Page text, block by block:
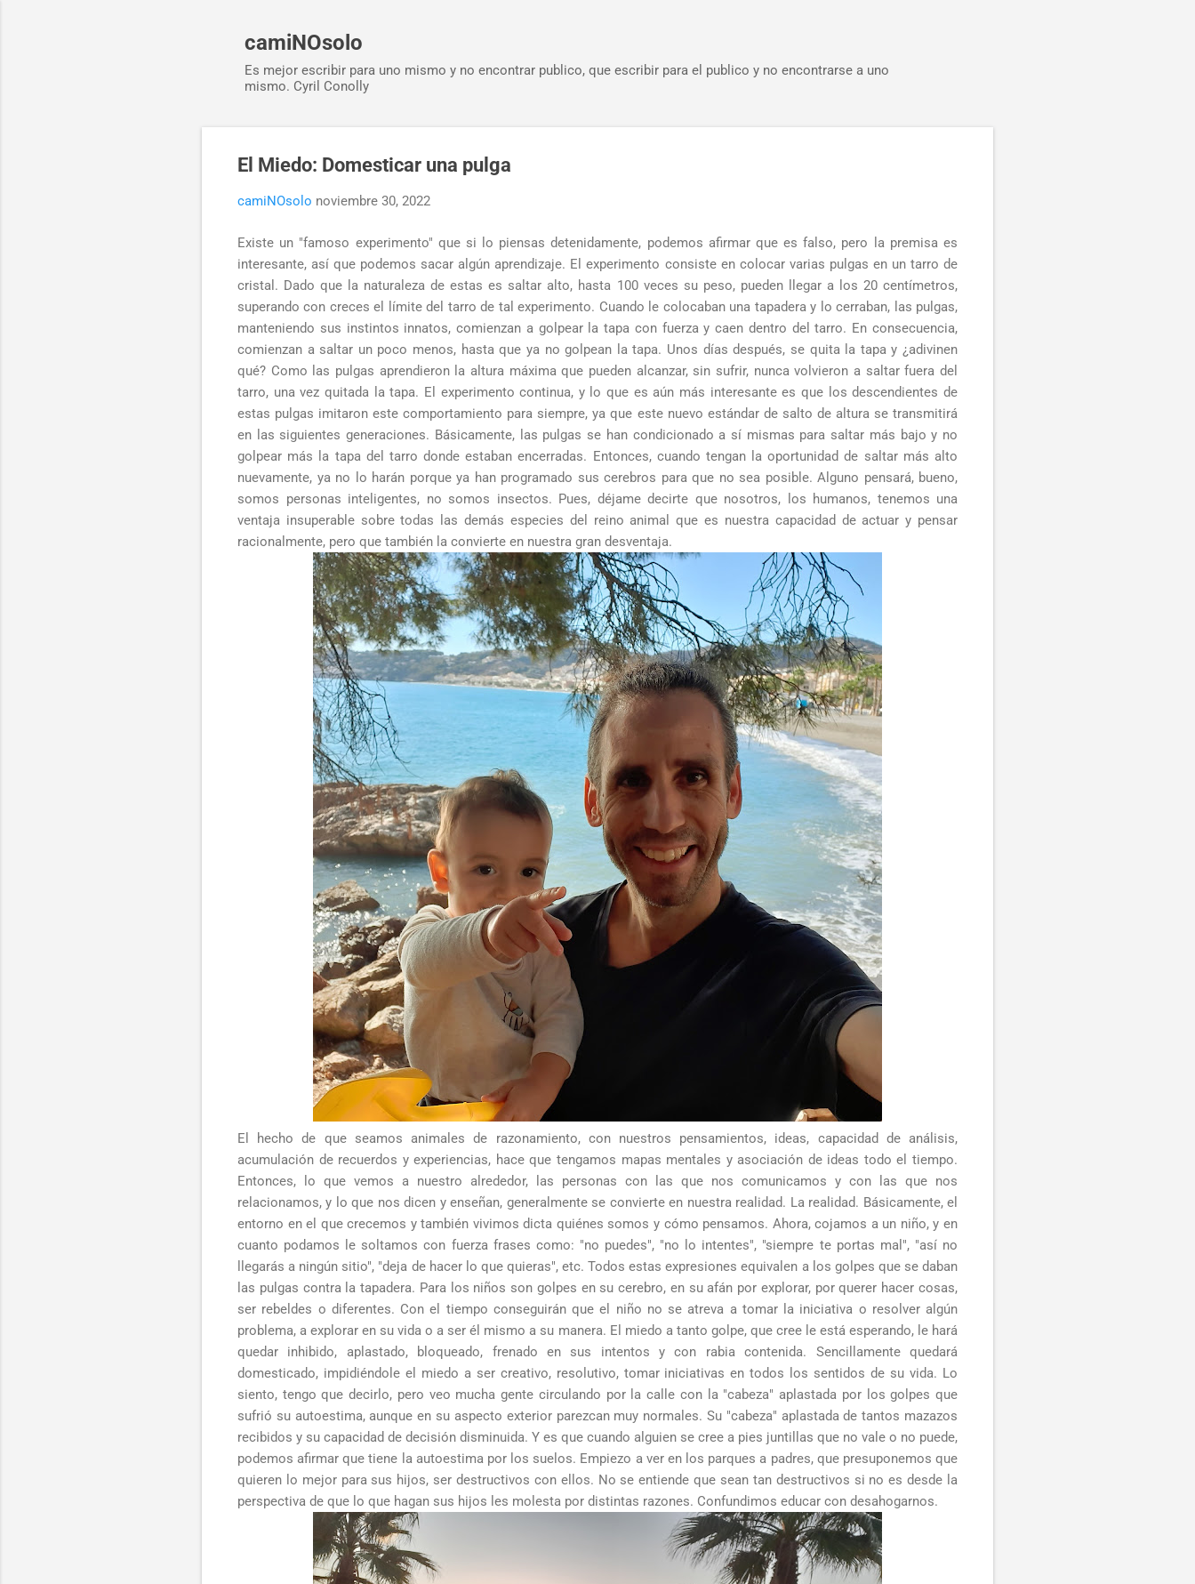
camiNOsolo
Es mejor escribir para uno mismo y no encontrar publico, que escribir para el publico y no encontrarse a uno
mismo. Cyril Conolly
El Miedo: Domesticar una pulga
camiNOsolo noviembre 30, 2022
Existe un "famoso experimento" que si lo piensas detenidamente, podemos afirmar que es falso, pero la premisa es
interesante, así que podemos sacar algún aprendizaje. El experimento consiste en colocar varias pulgas en un tarro de
cristal. Dado que la naturaleza de estas es saltar alto, hasta 100 veces su peso, pueden llegar a los 20 centímetros,
superando con creces el límite del tarro de tal experimento. Cuando le colocaban una tapadera y lo cerraban, las pulgas,
manteniendo sus instintos innatos, comienzan a golpear la tapa con fuerza y ​​​​caen dentro del tarro. En consecuencia,
comienzan a saltar un poco menos, hasta que ya no golpean la tapa. Unos días después, se quita la tapa y ¿adivinen
qué? Como las pulgas aprendieron la altura máxima que pueden alcanzar, sin sufrir, nunca volvieron a saltar fuera del
tarro, una vez quitada la tapa. El experimento continua, y lo que es aún más interesante es que los descendientes de
estas pulgas imitaron este comportamiento para siempre, ya que este nuevo estándar de salto de altura se transmitirá
en las siguientes generaciones. Básicamente, las pulgas se han condicionado a sí mismas para saltar más bajo y no
golpear más la tapa del tarro donde estaban encerradas. Entonces, cuando tengan la oportunidad de saltar más alto
nuevamente, ya no lo harán porque ya han programado sus cerebros para que no sea posible. Alguno pensará, bueno,
somos personas inteligentes, no somos insectos. Pues, déjame decirte que nosotros, los humanos, tenemos una
ventaja insuperable sobre todas las demás especies del reino animal que es nuestra capacidad de actuar y pensar
racionalmente, pero que también la convierte en nuestra gran desventaja.
El hecho de que seamos animales de razonamiento, con nuestros pensamientos, ideas, capacidad de análisis,
acumulación de recuerdos y experiencias, hace que tengamos mapas mentales y asociación de ideas todo el tiempo.
Entonces, lo que vemos a nuestro alrededor, las personas con las que nos comunicamos y con las que nos
relacionamos, y lo que nos dicen y enseñan, generalmente se convierte en nuestra realidad. La realidad. Básicamente, el
entorno en el que crecemos y también vivimos dicta quiénes somos y cómo pensamos. Ahora, cojamos a un niño, y en
cuanto podamos le soltamos con fuerza frases como: "no puedes", "no lo intentes", "siempre te portas mal", "así no
llegarás a ningún sitio", "deja de hacer lo que quieras", etc. Todos estas expresiones equivalen a los golpes que se daban
las pulgas contra la tapadera. Para los niños son golpes en su cerebro, en su afán por explorar, por querer hacer cosas,
ser rebeldes o diferentes. Con el tiempo conseguirán que el niño no se atreva a tomar la iniciativa o resolver algún
problema, a explorar en su vida o a ser él mismo a su manera. El miedo a tanto golpe, que cree le está esperando, le hará
quedar inhibido, aplastado, bloqueado, frenado en sus intentos y con rabia contenida. Sencillamente quedará
domesticado, impidiéndole el miedo a ser creativo, resolutivo, tomar iniciativas en todos los sentidos de su vida. Lo
siento, tengo que decirlo, pero veo mucha gente circulando por la calle con la "cabeza" aplastada por los golpes que
sufrió su autoestima, aunque en su aspecto exterior parezcan muy normales. Su "cabeza" aplastada de tantos mazazos
recibidos y su capacidad de decisión disminuida. Y es que cuando alguien se cree a pies juntillas que no vale o no puede,
podemos afirmar que tiene la autoestima por los suelos. Empiezo a ver en los parques a padres, que presuponemos que
quieren lo mejor para sus hijos, ser destructivos con ellos. No se entiende que sean tan destructivos si no es desde la
perspectiva de que lo que hagan sus hijos les molesta por distintas razones. Confundimos educar con desahogarnos.